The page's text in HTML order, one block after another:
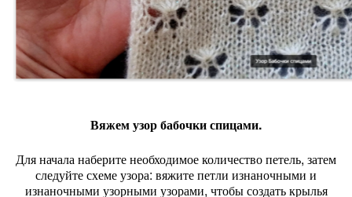
Вяжем узор бабочки спицами.
Для начала наберите необходимое количество петель, затем
следуйте схеме узора: вяжите петли изнаночными и
изнаночными узорными узорами, чтобы создать крылья